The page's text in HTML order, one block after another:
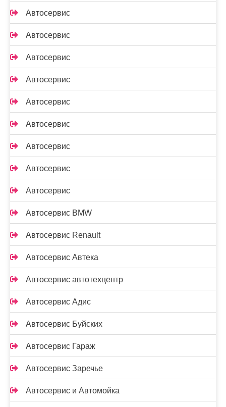
Автосервис
Автосервис
Автосервис
Автосервис
Автосервис
Автосервис
Автосервис
Автосервис
Автосервис
Автосервис BMW
Автосервис Renault
Автосервис Автека
Автосервис автотехцентр
Автосервис Адис
Автосервис Буйских
Автосервис Гараж
Автосервис Заречье
Автосервис и Автомойка